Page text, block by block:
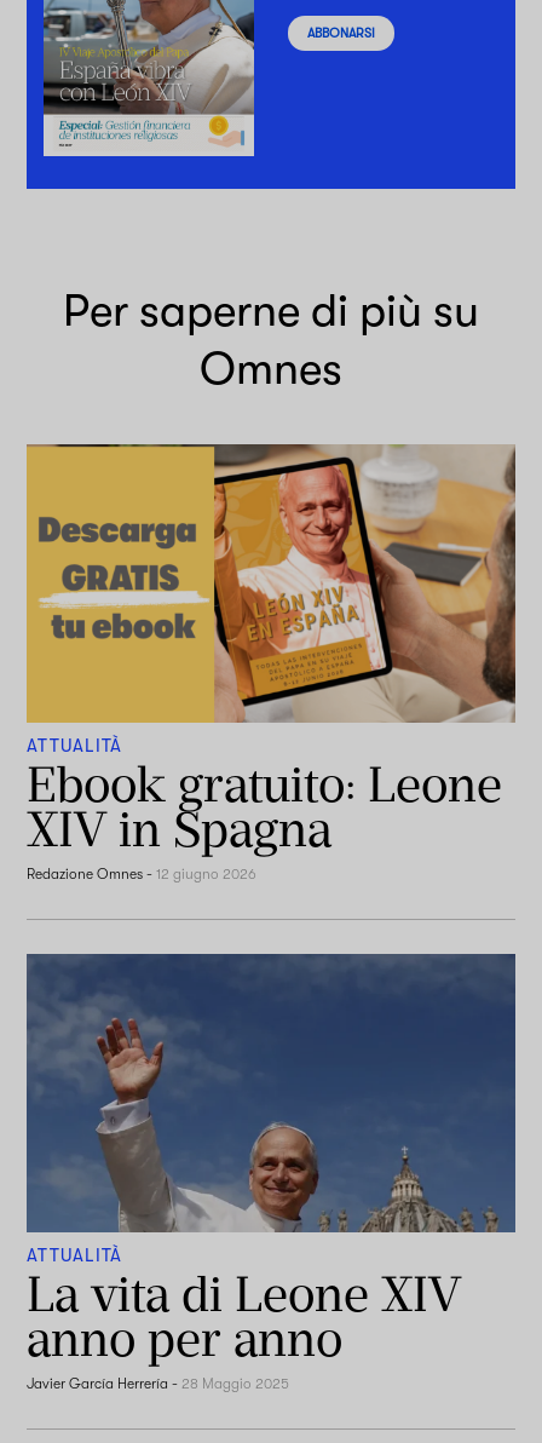
ABBONARSI
Per saperne di più su
Omnes
ATTUALITÀ
Ebook gratuito: Leone
XIV in Spagna
Redazione Omnes -12 giugno 2026
ATTUALITÀ
La vita di Leone XIV
anno per anno
Javier García Herrería -28 Maggio 2025